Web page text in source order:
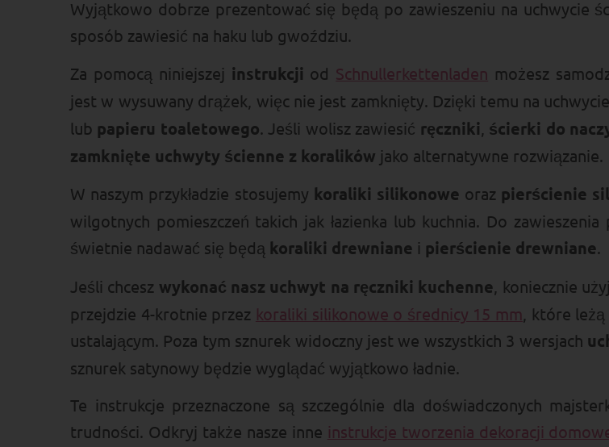
Wyjątkowo dobrze prezentować się będą po zawieszeniu na uchwycie
sposób zawiesić na haku lub gwoździu.
Za pomocą niniejszej instrukcji od Schnullerkettenladen możesz
jest w wysuwany drążek, więc nie jest zamknięty. Dzięki temu na
lub papieru toaletowego. Jeśli wolisz zawiesić ręczniki ścierki do
zamknięte uchwyty ścienne z koralików jako alternatywne rozwiązanie.
W naszym przykładzie stosujemy koraliki silikonowe oraz pierścienie
wilgotnych pomieszczeń takich jak łazienka lub kuchnia. Do
świetnie nadawać się będą koraliki drewniane i pierścienie drewniane.
Jeśli chcesz wykonać nasz uchwyt na ręczniki kuchenne , koniecznie użyj
przejdzie 4-krotnie przez koraliki silikonowe o średnicy 15 mm , które
ustalającym. Poza tym sznurek widoczny jest we wszystkich 3 wersjach
sznurek satynowy będzie wyglądać wyjątkowo ładnie.
Te instrukcje przeznaczone są szczególnie dla doświadczonych
trudności. Odkryj także nasze inne instrukcje tworzenia dekoracji